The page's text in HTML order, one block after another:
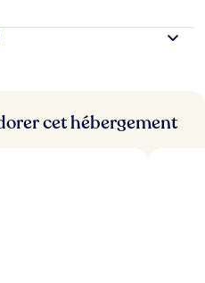
l
e
u
cet hébergement